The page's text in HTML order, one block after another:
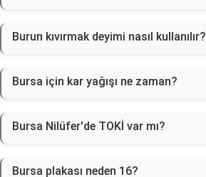
Burun kıvırmak deyimi nasıl kullanılır?
Bursa için kar yağışı ne zaman?
Bursa Nilüfer'de TOKİ var mı?
Bursa plakası neden 16?